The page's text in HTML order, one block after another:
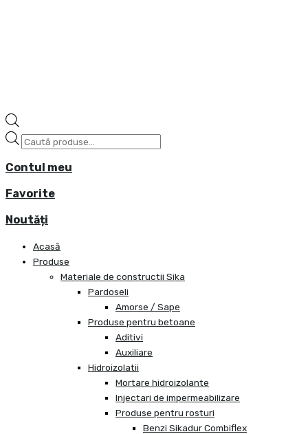
Contul meu
Favorite
Noutăți
Acasă
Produse
Materiale de constructii Sika
Pardoseli
Amorse / Sape
Produse pentru betoane
Aditivi
Auxiliare
Hidroizolatii
Mortare hidroizolante
Injectari de impermeabilizare
Produse pentru rosturi
Benzi Sikadur Combiflex